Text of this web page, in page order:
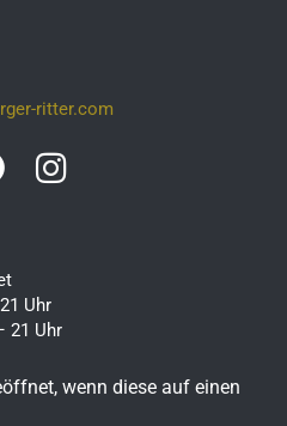
ritter.com
I
a
g
r
Uhr
21 Uhr
wenn diese auf einen